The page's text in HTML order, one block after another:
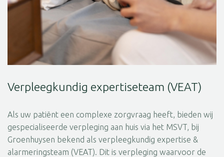
Verpleegkundig expertiseteam (VEAT)
Als uw patiënt een complexe zorgvraag heeft, bieden wij
gespecialiseerde verpleging aan huis via het MSVT, bij
Groenhuysen bekend als verpleegkundig expertise &
alarmeringsteam (VEAT). Dit is verpleging waarvoor de